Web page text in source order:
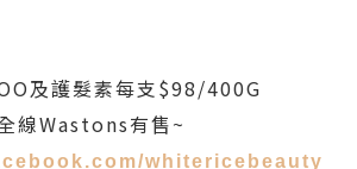
及護髮素每支$98/400G
線Wastons有售~
whitericebeauty